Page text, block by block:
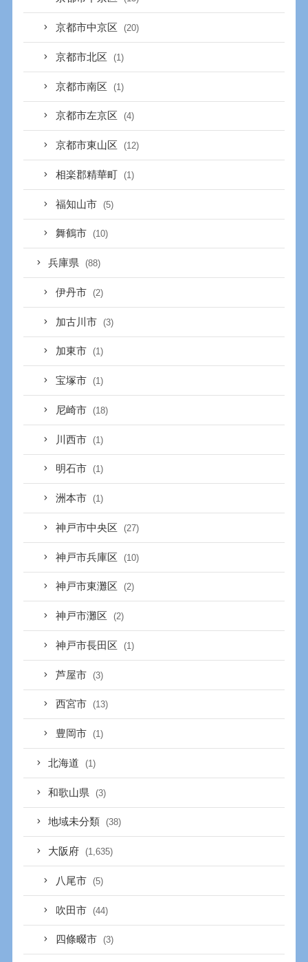
京都市中京区 (20)
京都市北区 (1)
京都市南区 (1)
京都市左京区 (4)
京都市東山区 (12)
相楽郡精華町 (1)
福知山市 (5)
舞鶴市 (10)
兵庫県 (88)
伊丹市 (2)
加古川市 (3)
加東市 (1)
宝塚市 (1)
尼崎市 (18)
川西市 (1)
明石市 (1)
洲本市 (1)
神戸市中央区 (27)
神戸市兵庫区 (10)
神戸市東灘区 (2)
神戸市灘区 (2)
神戸市長田区 (1)
芦屋市 (3)
西宮市 (13)
豊岡市 (1)
北海道 (1)
和歌山県 (3)
地域未分類 (38)
大阪府 (1,635)
八尾市 (5)
吹田市 (44)
四條畷市 (3)